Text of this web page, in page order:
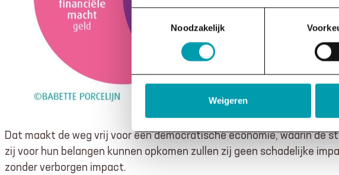
Noodzakelijk
Weigeren
Dat maakt de weg vrij voor een democratische economie, waarin de
zij voor hun belangen kunnen opkomen zullen zij geen schadelijke
zonder verborgen impact.